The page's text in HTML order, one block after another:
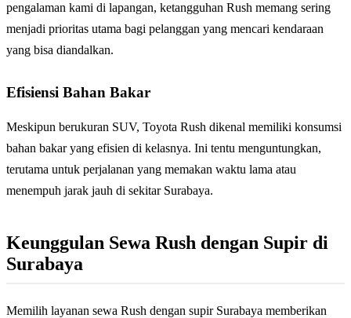
pengalaman kami di lapangan, ketangguhan Rush memang sering
menjadi prioritas utama bagi pelanggan yang mencari kendaraan
yang bisa diandalkan.
Efisiensi Bahan Bakar
Meskipun berukuran SUV, Toyota Rush dikenal memiliki konsumsi
bahan bakar yang efisien di kelasnya. Ini tentu menguntungkan,
terutama untuk perjalanan yang memakan waktu lama atau
menempuh jarak jauh di sekitar Surabaya.
Keunggulan Sewa Rush dengan Supir di
Surabaya
Memilih layanan sewa Rush dengan supir Surabaya memberikan